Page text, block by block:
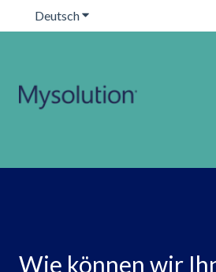
DeutschUntermenü für
Wie können wir